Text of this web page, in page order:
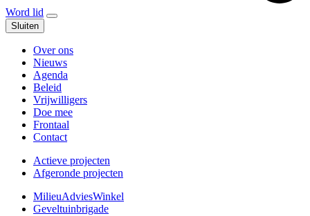
Word lid
Sluiten
Over ons
Nieuws
Agenda
Beleid
Vrijwilligers
Doe mee
Frontaal
Contact
Actieve projecten
Afgeronde projecten
MilieuAdviesWinkel
Geveltuinbrigade